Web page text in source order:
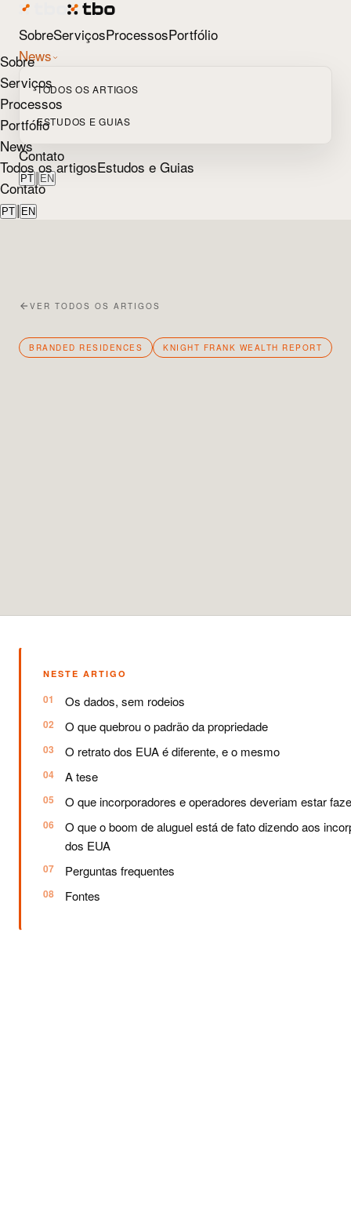
SobreServiçosProcessosPortfólio
News
TODOS OS ARTIGOS
ESTUDOS E GUIAS
Contato
PT | EN
Sobre
Serviços
Processos
Portfólio
News
Todos os artigosEstudos e Guias
Contato
PT | EN
VER TODOS OS ARTIGOS
BRANDED RESIDENCES KNIGHT FRANK WEALTH REPORT
NESTE ARTIGO
Os dados, sem rodeios
O que quebrou o padrão da propriedade
O retrato dos EUA é diferente, e o mesmo
A tese
O que incorporadores e operadores deveriam estar
O que o boom de aluguel está de fato dizendo aos
dos EUA
Perguntas frequentes
Fontes